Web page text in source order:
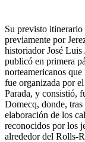
Su previsto
previamente por
historiador José
publicó en primera
norteamericanos
fue organizada por
Parada, y consistió,
Domecq, donde,
elaboración de los
reconocidos por los
alrededor del Rolls-